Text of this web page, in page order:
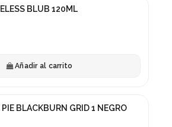
BLUB 120ML
Añadir al carrito
BLACKBURN GRID 1 NEGRO